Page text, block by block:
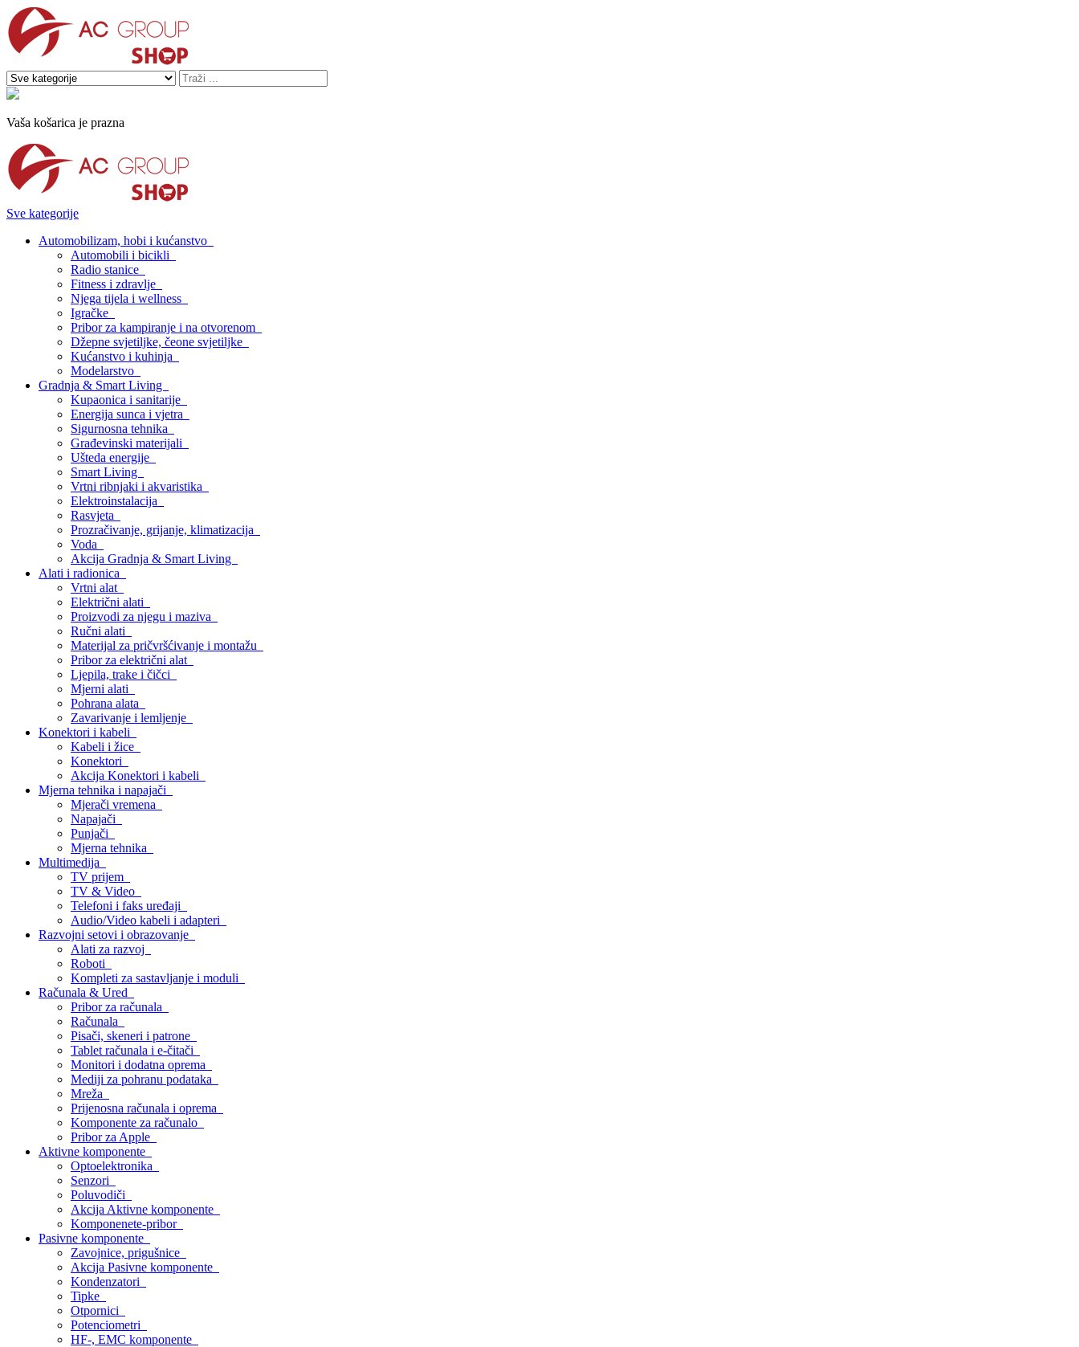
Vaša košarica je prazna
Sve kategorije
Automobilizam, hobi i kućanstvo
Automobili i bicikli
Radio stanice
Fitness i zdravlje
Njega tijela i wellness
Igračke
Pribor za kampiranje i na otvorenom
Džepne svjetiljke, čeone svjetiljke
Kućanstvo i kuhinja
Modelarstvo
Gradnja & Smart Living
Kupaonica i sanitarije
Energija sunca i vjetra
Sigurnosna tehnika
Građevinski materijali
Ušteda energije
Smart Living
Vrtni ribnjaki i akvaristika
Elektroinstalacija
Rasvjeta
Prozračivanje, grijanje, klimatizacija
Voda
Akcija Gradnja & Smart Living
Alati i radionica
Vrtni alat
Električni alati
Proizvodi za njegu i maziva
Ručni alati
Materijal za pričvršćivanje i montažu
Pribor za električni alat
Ljepila, trake i čičci
Mjerni alati
Pohrana alata
Zavarivanje i lemljenje
Konektori i kabeli
Kabeli i žice
Konektori
Akcija Konektori i kabeli
Mjerna tehnika i napajači
Mjerači vremena
Napajači
Punjači
Mjerna tehnika
Multimedija
TV prijem
TV & Video
Telefoni i faks uređaji
Audio/Video kabeli i adapteri
Razvojni setovi i obrazovanje
Alati za razvoj
Roboti
Kompleti za sastavljanje i moduli
Računala & Ured
Pribor za računala
Računala
Pisači, skeneri i patrone
Tablet računala i e-čitači
Monitori i dodatna oprema
Mediji za pohranu podataka
Mreža
Prijenosna računala i oprema
Komponente za računalo
Pribor za Apple
Aktivne komponente
Optoelektronika
Senzori
Poluvodiči
Akcija Aktivne komponente
Komponenete-pribor
Pasivne komponente
Zavojnice, prigušnice
Akcija Pasivne komponente
Kondenzatori
Tipke
Otpornici
Potenciometri
HF-, EMC komponente